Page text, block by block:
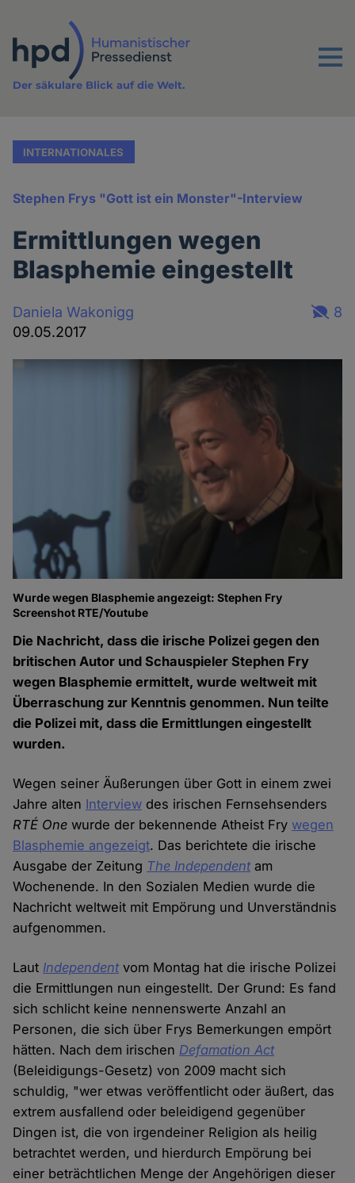
Inhalt
Menu
Der säkulare Blick auf die Welt.
INTERNATIONALES
Stephen Frys "Gott ist ein Monster"-Interview
Ermittlungen wegen
Blasphemie eingestellt
Daniela Wakonigg
09.05.2017
8
Wurde wegen Blasphemie angezeigt: Stephen Fry
Screenshot RTE/Youtube
Die Nachricht, dass die irische Polizei gegen den
britischen Autor und Schauspieler Stephen Fry
wegen Blasphemie ermittelt, wurde weltweit mit
Überraschung zur Kenntnis genommen. Nun teilte
die Polizei mit, dass die Ermittlungen eingestellt
wurden.
Wegen seiner Äußerungen über Gott in einem zwei
Jahre alten Interview des irischen Fernsehsenders
RTÉ One wurde der bekennende Atheist Fry wegen
Blasphemie angezeigt. Das berichtete die irische
Ausgabe der Zeitung The Independentam
Wochenende. In den Sozialen Medien wurde die
Nachricht weltweit mit Empörung und Unverständnis
aufgenommen.
Laut Independentvom Montag hat die irische Polizei
die Ermittlungen nun eingestellt. Der Grund: Es fand
sich schlicht keine nennenswerte Anzahl an
Personen, die sich über Frys Bemerkungen empört
hätten. Nach dem irischen Defamation Act
(Beleidigungs-Gesetz) von 2009 macht sich
schuldig, "wer etwas veröffentlicht oder äußert, das
extrem ausfallend oder beleidigend gegenüber
Dingen ist, die von irgendeiner Religion als heilig
betrachtet werden, und hierdurch Empörung bei
einer beträchtlichen Menge der Angehörigen dieser